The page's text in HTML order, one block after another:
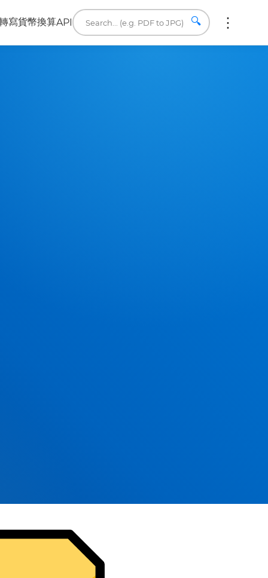
寫貨幣換算API 🔍